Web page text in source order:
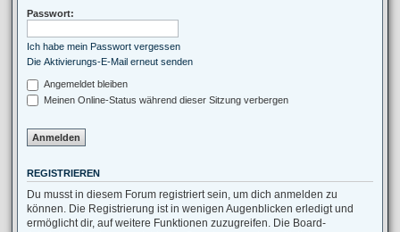
Passwort:
Ich habe mein Passwort vergessen
Die Aktivierungs-E-Mail erneut senden
Angemeldet bleiben
Meinen Online-Status während dieser Sitzung verbergen
REGISTRIEREN
Du musst in diesem Forum registriert sein, um dich anmelden zu
können. Die Registrierung ist in wenigen Augenblicken erledigt und
ermöglicht dir, auf weitere Funktionen zuzugreifen. Die Board-